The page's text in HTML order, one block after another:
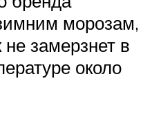
морозам,
замерзнет в
около